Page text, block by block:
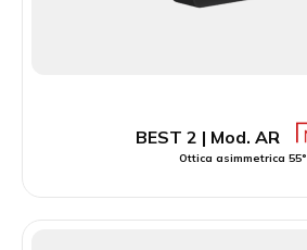
BEST 2 | Mod. AR
Ottica asimmetrica 55°